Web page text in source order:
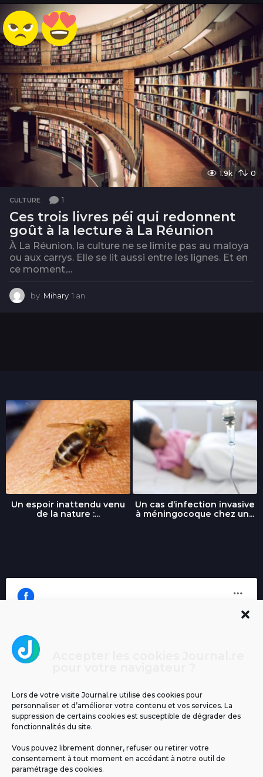
Lors de votre visite Journal.re utilise des cookies pour
personnaliser et d’améliorer votre contenu et vos services. La
suppression de certains cookies est susceptible de dégrader des
fonctionnalités du site.
Vous pouvez librement donner, refuser ou retirer votre
consentement à tout moment en accédant à notre outil de
paramétrage des cookies.
o
i
s
1.9k 0
CULTURE 1
Ces trois livres péi qui redonnent
goût à la lecture à La Réunion
À La Réunion, la culture ne se limite pas au maloya
ou aux carrys. Elle se lit aussi entre les lignes. Et en
ce moment,...
by Mihary 1 an
Un espoir inattendu venu
de la nature :...
Un cas d’infection invasive
à méningocoque chez un...